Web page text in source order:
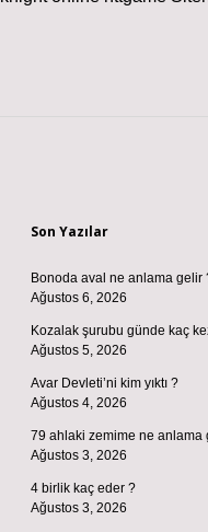
Son Yazılar
Bonoda aval ne anlama gelir
Ağustos 6, 2026
Kozalak şurubu günde kaç
Ağustos 5, 2026
Avar Devleti’ni kim yıktı ?
Ağustos 4, 2026
79 ahlaki zemime ne anlama
Ağustos 3, 2026
4 birlik kaç eder ?
Ağustos 3, 2026